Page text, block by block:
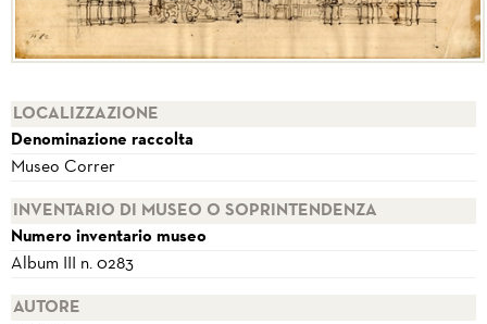
LOCALIZZAZIONE
Denominazione raccolta
Museo Correr
INVENTARIO DI MUSEO O SOPRINTENDENZA
Numero inventario museo
Album III n. 0283
AUTORE